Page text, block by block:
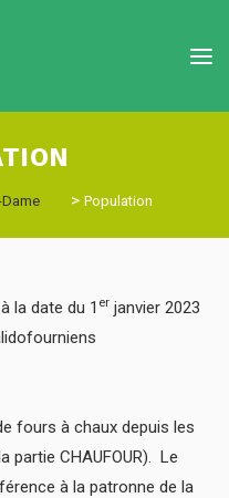
> Population
la date du 1 er janvier 2023
fours à chaux depuis les
partie CHAUFOUR). Le
à la patronne de la